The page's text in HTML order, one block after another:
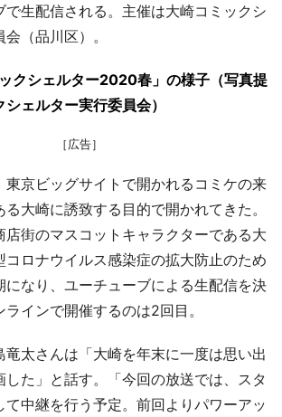
で生配信される。主催は大崎コミックシ
（品川区）。
ックシェルター2020春」の様子（写真提
ェルター実行委員会）
［広告］
京ビッグサイトで開かれるコミケの来
大崎に誘致する目的で開かれてきた。
店街のマスコットキャラクターである大
コロナウイルス感染症の拡大防止のため
になり、ユーチューブによる生配信を決
インで開催するのは2回目。
太さんは「大崎を年末に一度は思い出
した」と話す。「今回の放送では、スタ
て中継を行う予定。前回よりパワーアッ